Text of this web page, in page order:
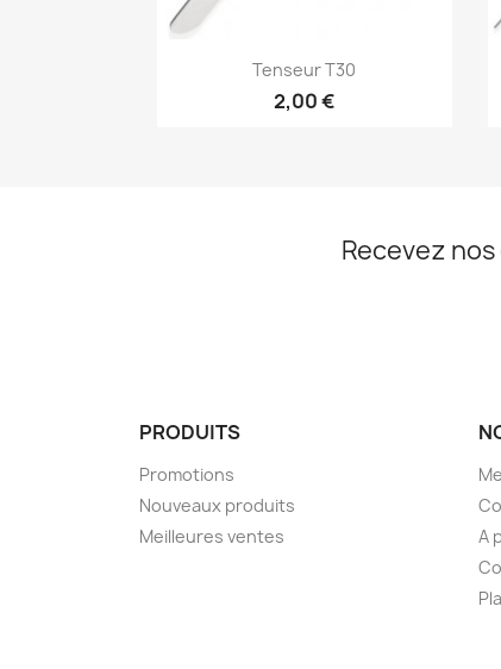
Aperçu rapide
Tenseur T30
2,00 €
Recevez
PRODUITS
Promotions
Nouveaux produits
Meilleures ventes
A